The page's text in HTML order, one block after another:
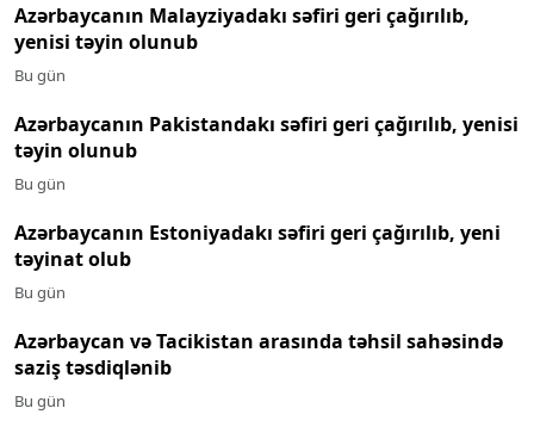
Azərbaycanın Malayziyadakı səfiri geri çağırılıb,
yenisi təyin olunub
Bu gün
Azərbaycanın Pakistandakı səfiri geri çağırılıb, yenisi
təyin olunub
Bu gün
Azərbaycanın Estoniyadakı səfiri geri çağırılıb, yeni
təyinat olub
Bu gün
Azərbaycan və Tacikistan arasında təhsil sahəsində
saziş təsdiqlənib
Bu gün